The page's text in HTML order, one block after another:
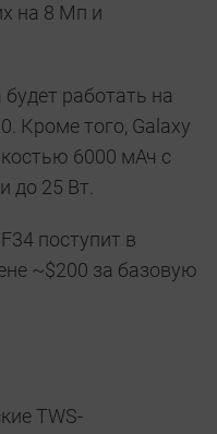
на 8 Мп и
работать на
Кроме того, Galaxy
6000 мАч с
до 25 Вт.
поступит в
~$200 за базовую
TWS-